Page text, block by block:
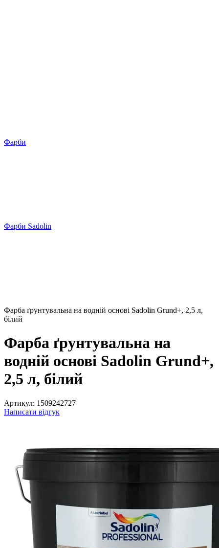
Фарби
Фарби Sadolin
Фарба ґрунтувальна на водній основі Sadolin Grund+, 2,5 л,
білий
Фарба ґрунтувальна на
водній основі Sadolin Grund+,
2,5 л, білий
Артикул: 1509242727
Написати відгук